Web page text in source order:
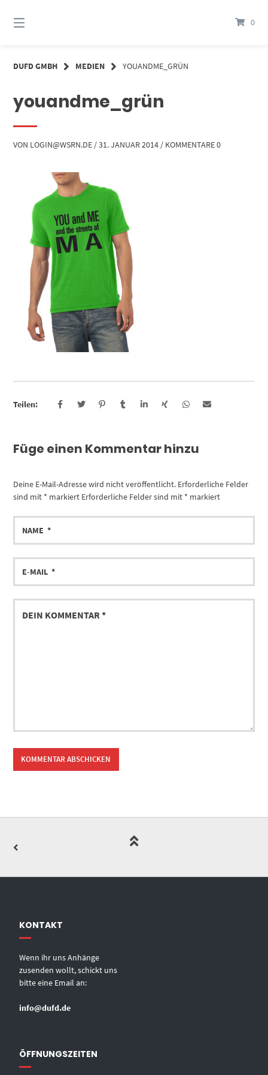
zum
Inhalt
0
DUFD GMBH MEDIEN YOUANDME_GRÜN
youandme_grün
VON LOGIN@WSRN.DE /31. JANUAR 2014 / KOMMENTARE 0
Teilen:
Füge einen Kommentar hinzu
Deine E-Mail-Adresse wird nicht veröffentlicht. Erforderliche Felder
sind mit * markiert Erforderliche Felder sind mit * markiert
KONTAKT
Wenn ihr uns Anhänge
zusenden wollt, schickt uns
bitte eine Email an:
info@dufd.de
ÖFFNUNGSZEITEN